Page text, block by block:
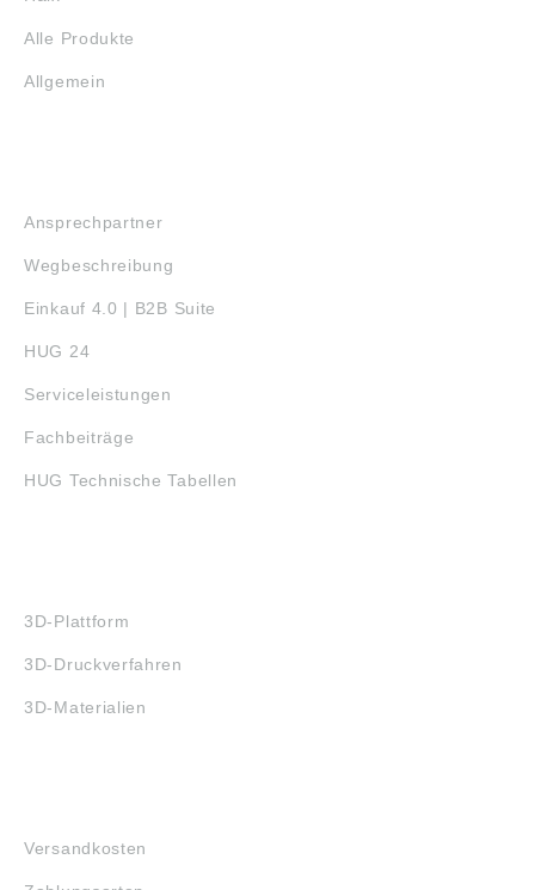
Alle Produkte
Allgemein
Ansprechpartner
Wegbeschreibung
Einkauf 4.0 | B2B Suite
HUG 24
Serviceleistungen
Fachbeiträge
HUG Technische Tabellen
3D-Plattform
3D-Druckverfahren
3D-Materialien
Versandkosten